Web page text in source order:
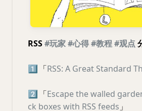
RSS#玩家#心得#教程#观点
1️⃣ 「RSS: A Great Standard
2️⃣ 「Escape the walled
ck boxes with RSS feeds 」